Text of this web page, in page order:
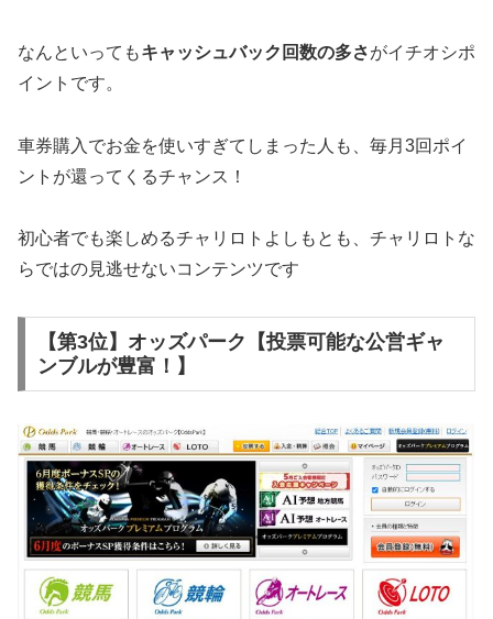
なんといってもキャッシュバック回数の多さがイチオシポ
イントです。
車券購入でお金を使いすぎてしまった人も、毎月3回ポイ
ントが還ってくるチャンス！
初心者でも楽しめるチャリロトよしもとも、チャリロトな
らではの見逃せないコンテンツです
【第3位】オッズパーク【投票可能な公営ギャ
ンブルが豊富！】